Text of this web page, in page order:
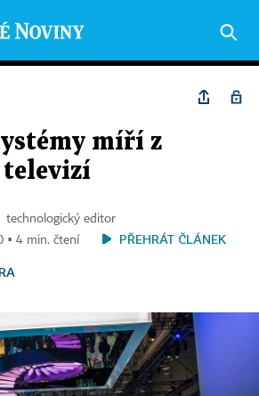
míří z
technologický editor
▪ 4 min. čtení
PŘEHRÁT ČLÁNEK